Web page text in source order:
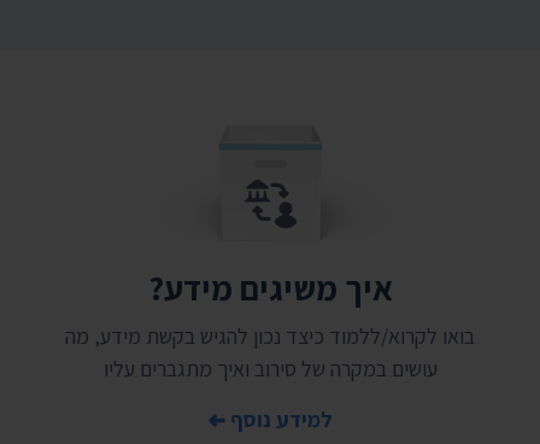
איך משיגים מידע?
בואו לקרוא/ללמוד כיצד נכון להגיש בקשת מידע, מה
עושים במקרה של סירוב ואיך מתגברים עליו
למידע נוסף